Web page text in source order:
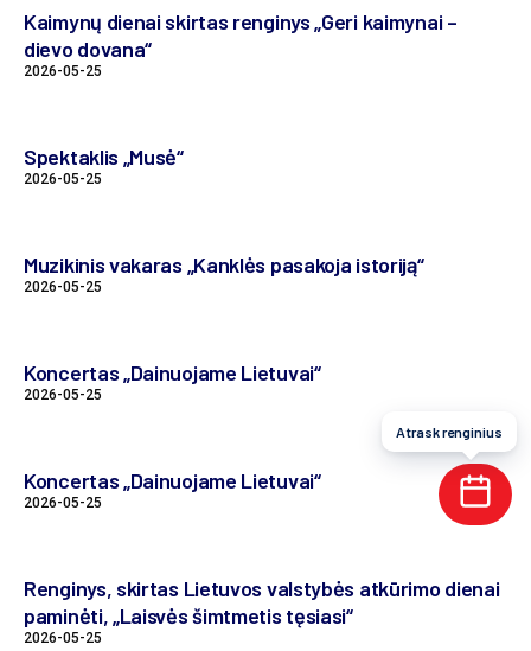
Kaimynų dienai skirtas renginys „Geri kaimynai –
dievo dovana“
2026-05-25
Spektaklis „Musė“
2026-05-25
Muzikinis vakaras „Kanklės pasakoja istoriją“
2026-05-25
Koncertas „Dainuojame Lietuvai“
2026-05-25
Koncertas „Dainuojame Lietuvai“
2026-05-25
Renginys, skirtas Lietuvos valstybės atkūrimo dienai
paminėti, „Laisvės šimtmetis tęsiasi“
2026-05-25
Atrask renginius